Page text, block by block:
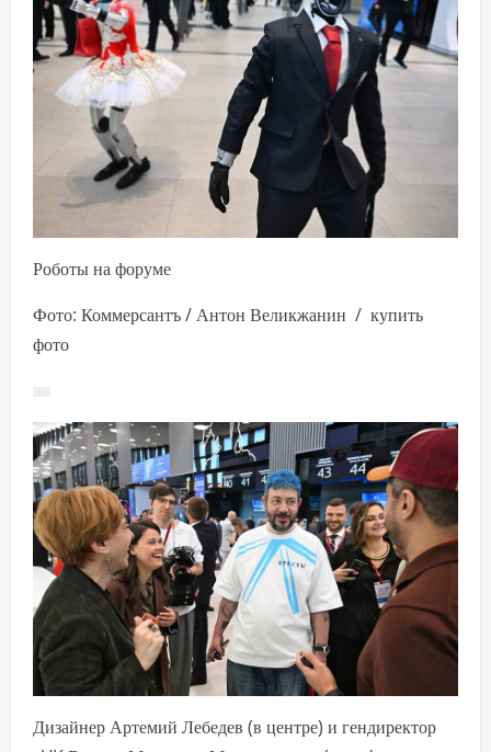
Роботы на форуме
Фото: Коммерсантъ / Антон Великжанин / купить
фото
Дизайнер Артемий Лебедев (в центре) и гендиректор